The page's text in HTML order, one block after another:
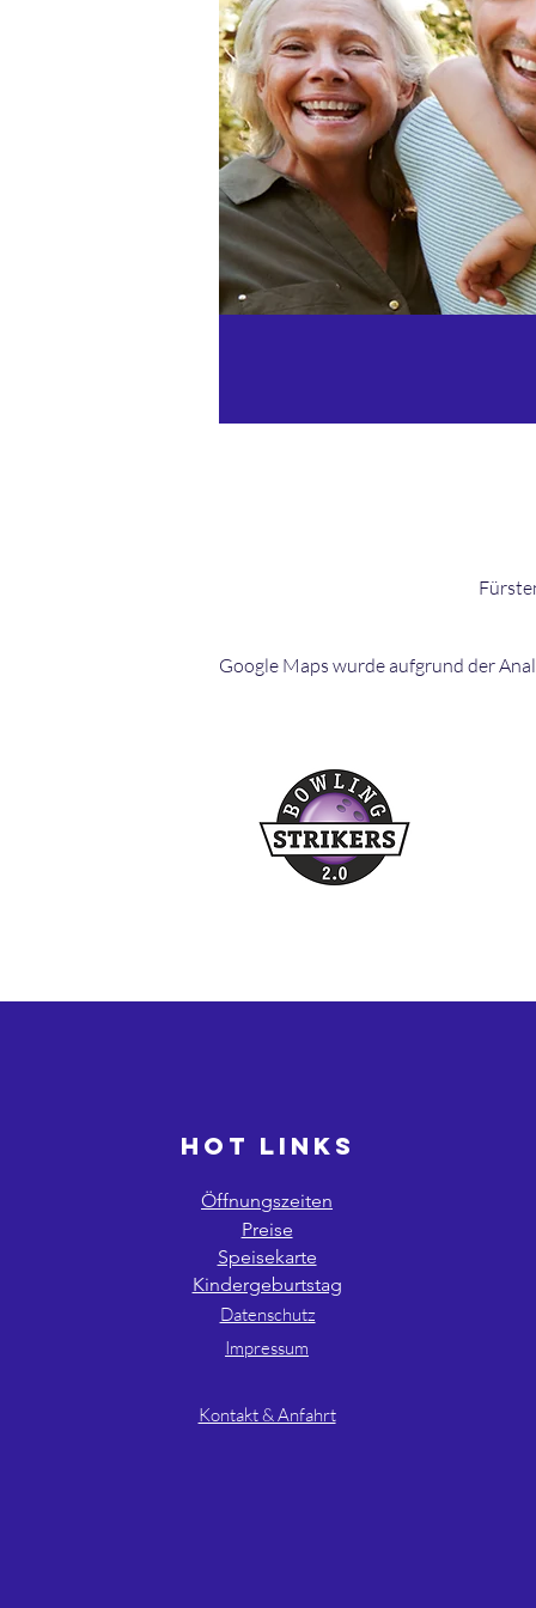
Google Maps wurde aufgrund der
HOT LINKS
Öffnungszeiten
Preise
Speisekarte
Kindergeburtstag
Datenschutz
Impressum
Kontakt & Anfahrt